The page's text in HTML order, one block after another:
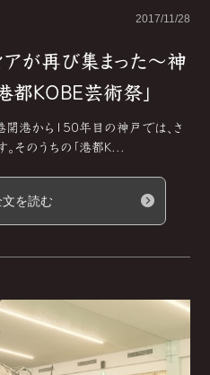
2017/11/28
アが再び集まった～神
ＫＯＢＥ芸術祭」
港から150年目の神戸では、さ
そのうちの「港都Ｋ...
を読む